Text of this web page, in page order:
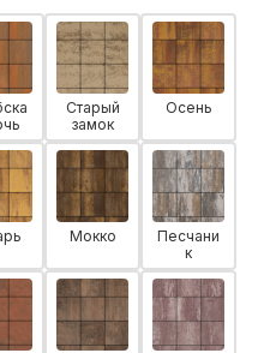
Старый
замок
Осень
Мокко
Песчани
к